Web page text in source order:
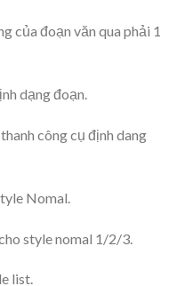
của đoạn văn qua phải 1
dạng đoạn.
công cụ định dang
Nomal.
style nomal 1/2/3.
list.